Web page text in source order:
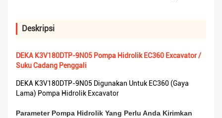
Deskripsi
DEKA K3V180DTP-9N05 Pompa Hidrolik EC360 Excavator /
Suku Cadang Penggali
DEKA K3V180DTP-9N05 Digunakan Untuk EC360 (gaya
Lama) Pompa Hidrolik Excavator
Parameter Pompa Hidrolik Yang Perlu Anda Kirimkan